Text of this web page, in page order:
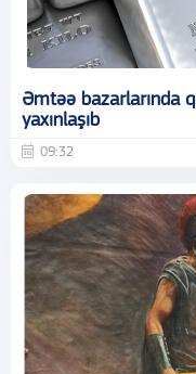
Əmtəə bazarlarında
yaxınlaşıb
09:32